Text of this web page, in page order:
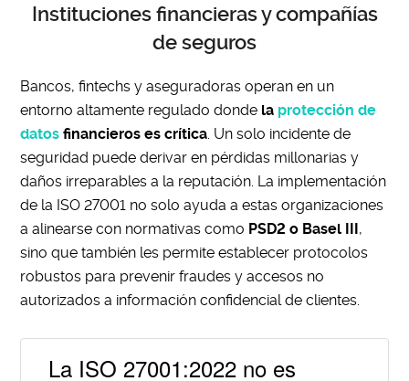
Instituciones financieras y compañías
de seguros
Bancos, fintechs y aseguradoras operan en un
entorno altamente regulado donde la protección de
datos financieros es crítica . Un solo incidente de
seguridad puede derivar en pérdidas millonarias y
daños irreparables a la reputación. La implementación
de la ISO 27001 no solo ayuda a estas organizaciones
a alinearse con normativas como PSD2 o Basel III,
sino que también les permite establecer protocolos
robustos para prevenir fraudes y accesos no
autorizados a información confidencial de clientes.
La ISO 27001:2022 no es